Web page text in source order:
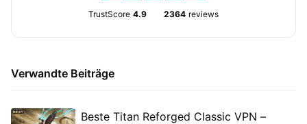
TrustScore 4.9 2364 reviews
Verwandte Beiträge
Beste Titan Reforged Classic VPN –